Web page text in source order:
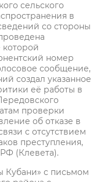
сельского
в
со стороны
которой
номер
сообщение,
создал указанное
её работы в
проверки
об отказе в
с отсутствием
преступления,
РФ (Клевета).
Кубани» с письмом